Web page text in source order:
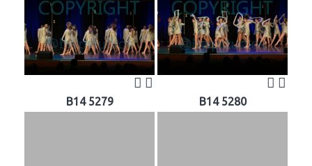
B14 5279 B14 5280